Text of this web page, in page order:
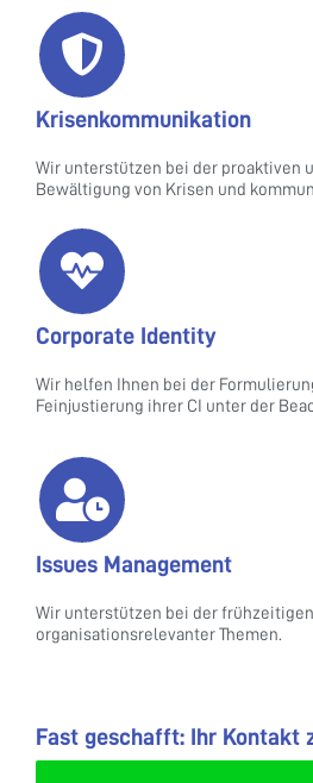
Krisenkommunikation
Wir unterstützen bei der proaktiven
Bewältigung von Krisen und
Corporate Identity
Wir helfen Ihnen bei der
Feinjustierung ihrer CI unter der
Issues Management
Wir unterstützen bei der
organisationsrelevanter Themen.
Fast geschafft: Ihr Kontakt